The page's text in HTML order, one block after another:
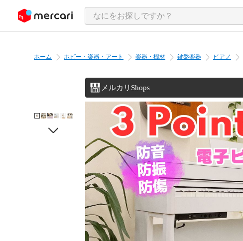
ツにスキップ
ホーム ホビー・楽器・アート 楽器・機材 鍵盤楽器 ピアノ
メルカリShops